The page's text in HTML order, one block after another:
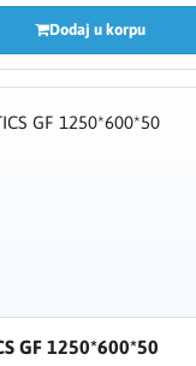
Dodaj u korpu
GF 1250*600*50